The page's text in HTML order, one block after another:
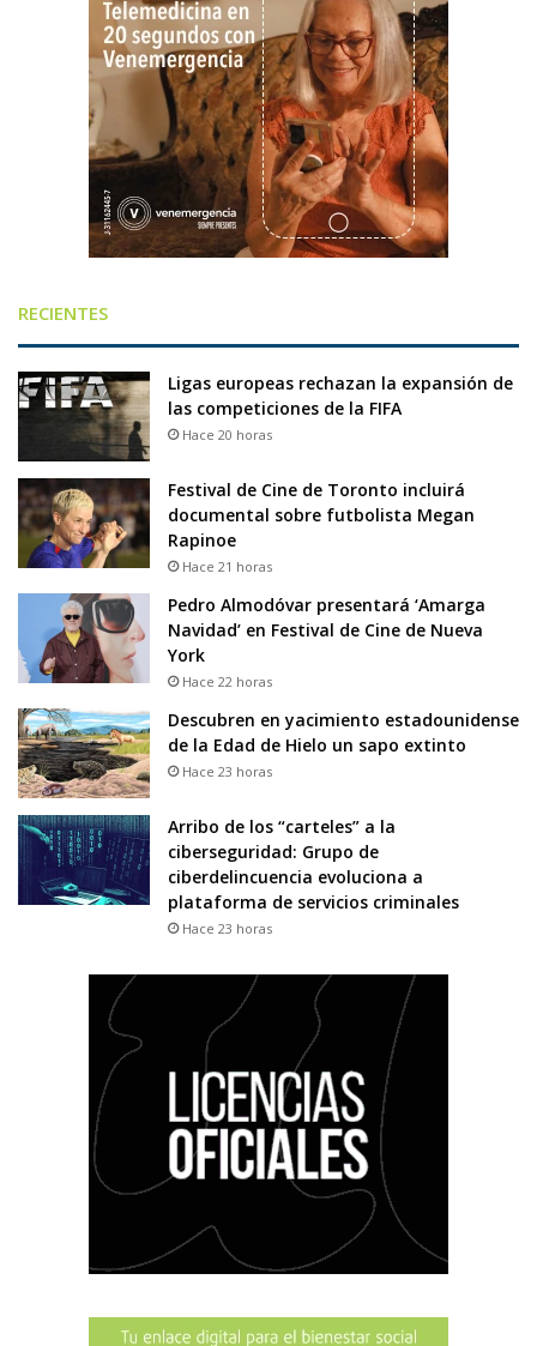
RECIENTES
Ligas europeas rechazan la expansión de
las competiciones de la FIFA
Hace 20 horas
Festival de Cine de Toronto incluirá
documental sobre futbolista Megan
Rapinoe
Hace 21 horas
Pedro Almodóvar presentará ‘Amarga
Navidad’ en Festival de Cine de Nueva
York
Hace 22 horas
Descubren en yacimiento estadounidense
de la Edad de Hielo un sapo extinto
Hace 23 horas
Arribo de los “carteles” a la
ciberseguridad: Grupo de
ciberdelincuencia evoluciona a
plataforma de servicios criminales
Hace 23 horas